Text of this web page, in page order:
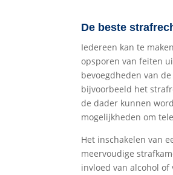
De beste
Iedereen kan te
opsporen van feiten
bevoegdheden van
bijvoorbeeld het
de dader kunnen
mogelijkheden om
Het inschakelen van
meervoudige
invloed van alcohol